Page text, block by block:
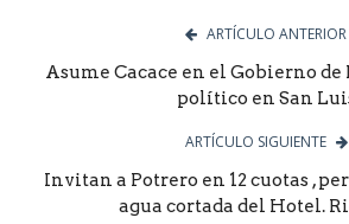
ARTÍCULO ANTERIOR
Asume Cacace en el Gobierno
político en San
ARTÍCULO SIGUIENTE
Invitan a Potrero en 12 cuotas ,
agua cortada del Hotel.